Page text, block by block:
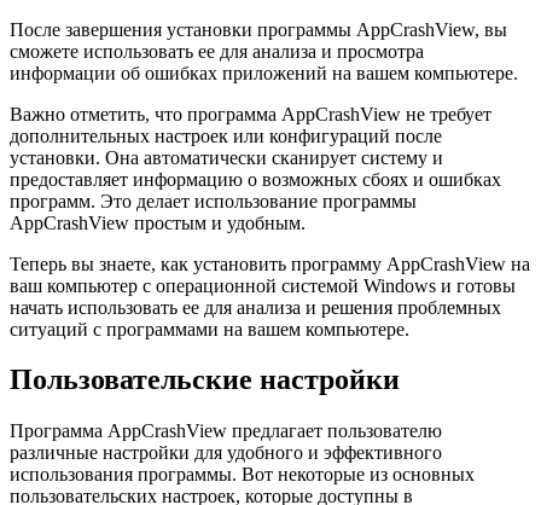
После завершения установки программы AppCrashView, вы
сможете использовать ее для анализа и просмотра
информации об ошибках приложений на вашем компьютере.
Важно отметить, что программа AppCrashView не требует
дополнительных настроек или конфигураций после
установки. Она автоматически сканирует систему и
предоставляет информацию о возможных сбоях и ошибках
программ. Это делает использование программы
AppCrashView простым и удобным.
Теперь вы знаете, как установить программу AppCrashView на
ваш компьютер с операционной системой Windows и готовы
начать использовать ее для анализа и решения проблемных
ситуаций с программами на вашем компьютере.
Пользовательские настройки
Программа AppCrashView предлагает пользователю
различные настройки для удобного и эффективного
использования программы. Вот некоторые из основных
пользовательских настроек, которые доступны в